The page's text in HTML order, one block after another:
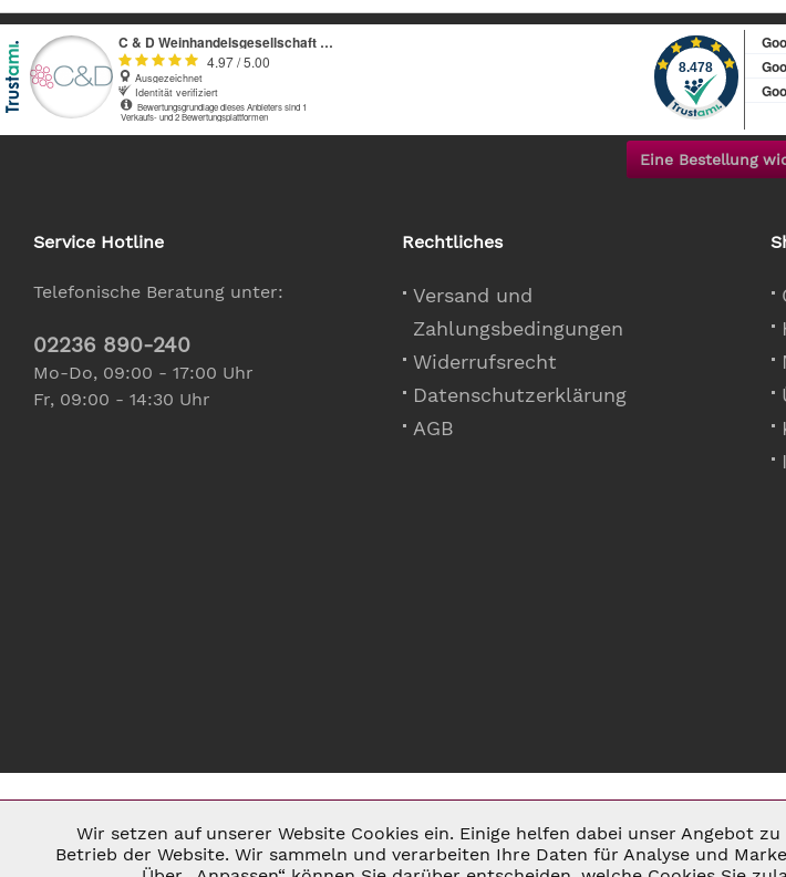
Eine Bestellung
Service Hotline
Telefonische Beratung unter:
02236 890-240
Mo-Do, 09:00 - 17:00 Uhr
Fr, 09:00 - 14:30 Uhr
Rechtliches
Versand und
Zahlungsbedingungen
Widerrufsrecht
Datenschutzerklärung
AGB
Notwendig
Wir setzen auf unserer Website Cookies ein. Einige helfen dabei unser Angebot
Betrieb der Website. Wir sammeln und verarbeiten Ihre Daten für Analyse und